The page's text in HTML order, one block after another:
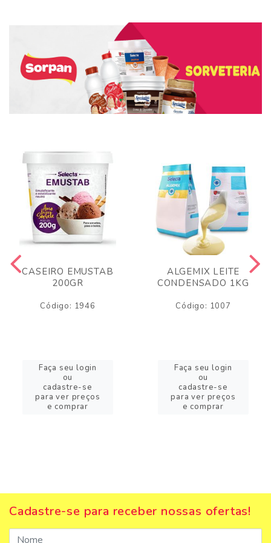
CASEIRO EMUSTAB
200GR
Código: 1946
Faça seu login
ou
cadastre-se
para ver preços
e comprar
ALGEMIX LEITE
CONDENSADO 1KG
Código: 1007
Faça seu login
ou
cadastre-se
para ver preços
e comprar
Cadastre-se para receber nossas ofertas!